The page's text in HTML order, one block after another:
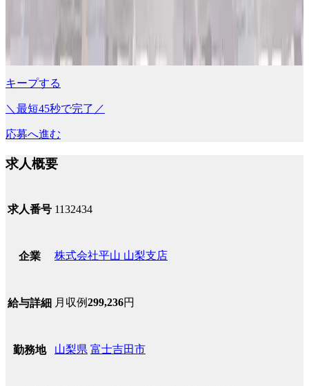
キープする
＼最短45秒で完了／
応募へ進む
求人概要
求人番号 1132434
企業 株式会社平山 山梨支店
給与詳細 月収例299,236円
勤務地 山梨県 富士吉田市